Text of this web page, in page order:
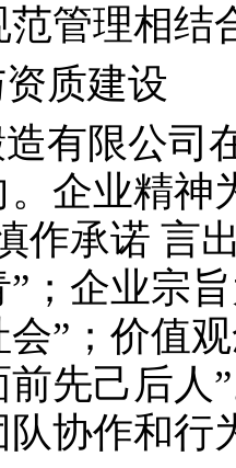
管理相结
质建设
有限公司
企业精神
作承诺 言
；企业宗
”；价值
先己后人
队协作和行